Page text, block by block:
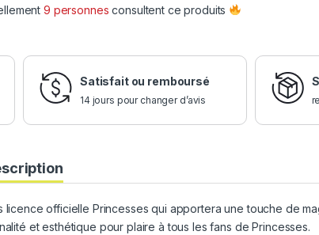
9 personnes consultent ce produits
Satisfait ou remboursé
14 jours pour changer d’avis
licence officielle Princesses qui apportera une touche de
et esthétique pour plaire à tous les fans de Princesses.